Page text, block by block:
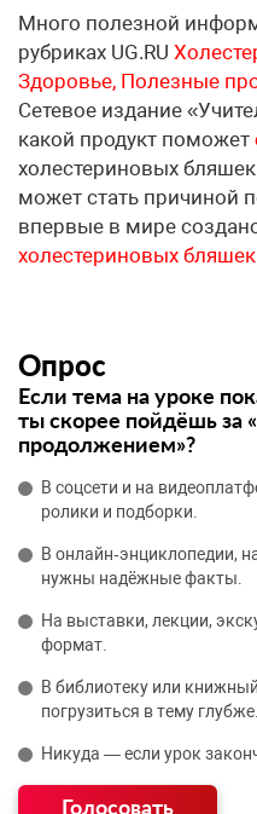
Много полезной
рубриках UG.RU
Здоровье, Полезные
Сетевое издание
какой продукт поможет
холестериновых
может стать причиной
впервые в мире
холестериновых бляшек
Опрос
Если тема на уроке
ты скорее пойдёшь за
продолжением»?
В соцсети и на
ролики и подборки.
В онлайн‑энциклопедии,
нужны надёжные факты.
На выставки, лекции,
формат.
В библиотеку или
погрузиться в тему глубже.
Никуда — если урок